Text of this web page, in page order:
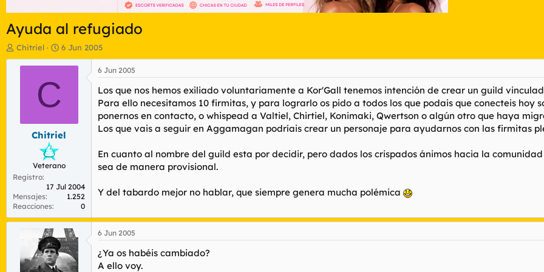
Ayuda al refugiado
I
n
o
t
m
a
Chitriel
F
e
c
i
n
i
6 Jun 2005
C
Chitriel
Veterano
Registro
17 Jul 2004
Mensajes
1.252
Reacciones
0
6 Jun 2005
Los que nos hemos exiliado voluntariamente a Kor'Gall tenemos intención de crear un guild
Para ello necesitamos 10 firmitas, y para lograrlo os pido a todos los que podais que conecteis hoy
ponernos en contacto, o whispead a Valtiel, Chirtiel, Konimaki, Qwertson o algún otro que haya
Los que vais a seguir en Aggamagan podríais crear un personaje para ayudarnos con las firmitas
En cuanto al nombre del guild esta por decidir, pero dados los crispados ánimos hacia la
sea de manera provisional.
Y del tabardo mejor no hablar, que siempre genera mucha polémica
6 Jun 2005
¿Ya os habéis cambiado?
A ello voy.